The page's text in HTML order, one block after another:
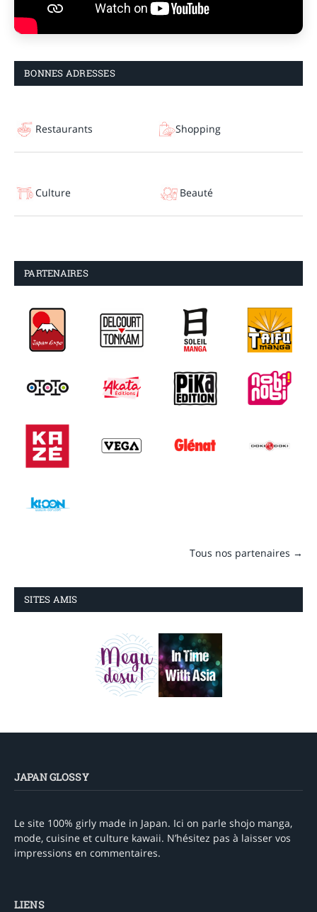
BONNES ADRESSES
Restaurants Shopping
Culture Beauté
PARTENAIRES
Tous nos partenaires →
SITES AMIS
JAPAN GLOSSY
Le site 100% girly made in Japan. Ici on parle shojo manga,
mode, cuisine et culture kawaii. N’hésitez pas à laisser vos
impressions en commentaires.
LIENS